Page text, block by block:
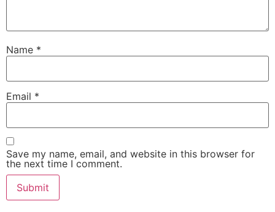
Name *
Email *
Save my name, email, and website in this browser for
the next time I comment.